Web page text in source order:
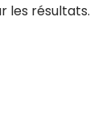
les résultats.